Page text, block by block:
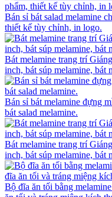
Bán sỉ bát salad melamine
thiết kế tùy chỉnh, in logo.
Bát melamine trang trí
inch, bát súp melamine, bát
Bán sỉ bát melamine đựng
bát salad melamine.
Bát melamine trang trí
inch, bát súp melamine, bát
Bộ đĩa ăn tối bằng